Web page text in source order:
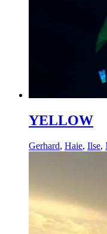
YELLOW
Gerhard, Haie, Ilse,